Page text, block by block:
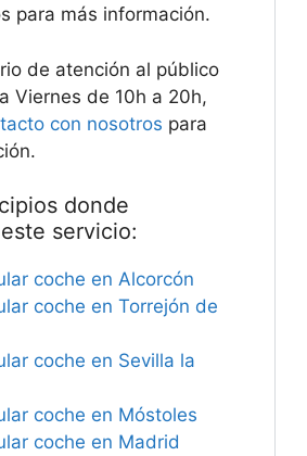
para más información.
de atención al público
Viernes de 10h a 20h,
con nosotros para
donde
servicio:
coche en Alcorcón
coche en Torrejón de
coche en Sevilla la
coche en Móstoles
coche en Madrid